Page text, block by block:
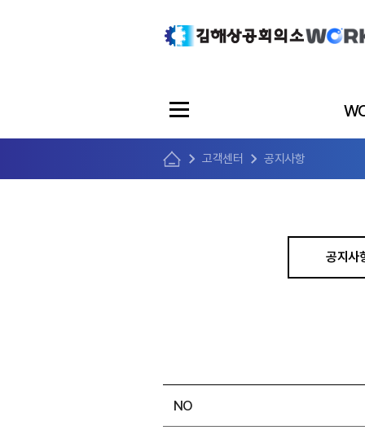
공지사
고객센터 공지사항
NO